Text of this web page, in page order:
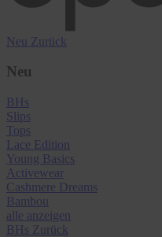
Neu Zurück
Neu
BHs
Slips
Tops
Lace Edition
Young Basics
Activewear
Cashmere Dreams
Bambou
alle anzeigen
BHs Zurück